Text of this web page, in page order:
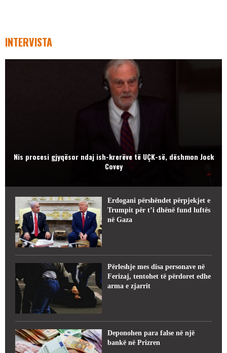
INTERVISTA
Nis procesi gjyqësor ndaj ish-krerëve të UÇK-së, dëshmon Jock
Covey
Erdogani përshëndet përpjekjet e
Trumpit për t’i dhënë fund luftës
në Gaza
Përleshje mes disa personave në
Ferizaj, tentohet të përdoret edhe
arma e zjarrit
Deponohen para false në një
bankë në Prizren